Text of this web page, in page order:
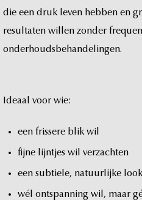
die een druk leven hebben en
resultaten willen zonder
onderhoudsbehandelingen.
Ideaal voor wie:
een frissere blik wil
fijne lijntjes wil verzachten
een subtiele, natuurlijke look
wél ontspanning wil, maar